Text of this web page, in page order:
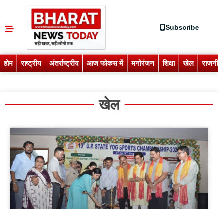
Subscribe
होम राष्ट्रीय अंतर्राष्ट्रीय आज फोकस में मनोरंजन शिक्षा खेल
खेल